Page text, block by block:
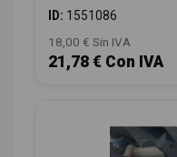
ID: 1551086
18,00 € Sin IVA
21,78 € Con IVA